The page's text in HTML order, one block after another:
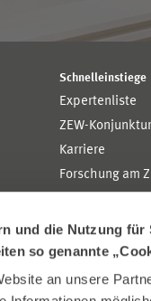
und die Nutzung für
so genannte
an unsere
Schnelleinstiege
Expertenliste
ZEW-
Karriere
Forschung am